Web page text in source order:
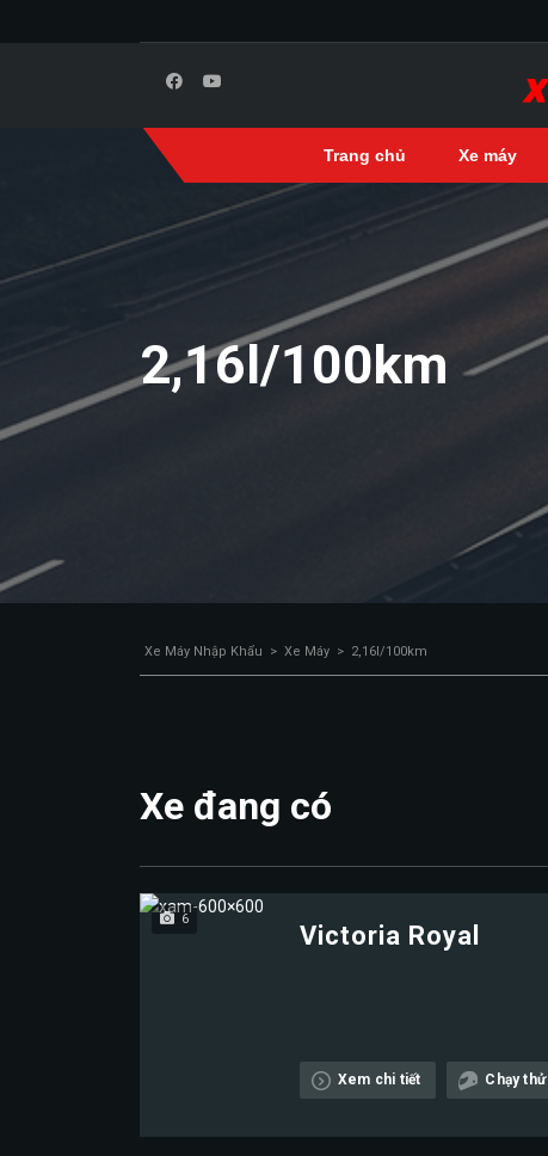
Trang chủ Xe máy
2,16l/100km
Xe Máy Nhập Khẩu > Xe Máy > 2,16l/100km
Xe đang có
6
Victoria Royal
Xem chi tiết Chạy thử